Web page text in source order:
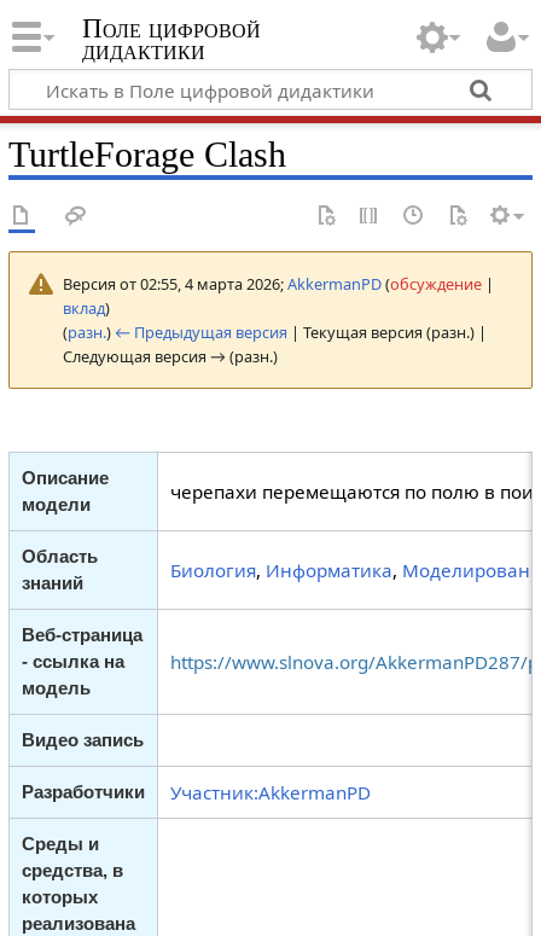
Поле цифровой
дидактики
TurtleForage Clash
Версия от 02:55, 4 марта 2026;AkkermanPD(обсуждение|
вклад)
(разн.) ← Предыдущая версия | Текущая версия (разн.) |
Следующая версия → (разн.)
Описание
модели
черепахи перемещаются по полю в
Область
знаний
Биология, Информатика,
Веб-страница
- ссылка на
модель
https://www.slnova.org/AkkermanPD287/
Видео запись
Разработчики Участник:AkkermanPD
Среды и
средства, в
которых
реализована